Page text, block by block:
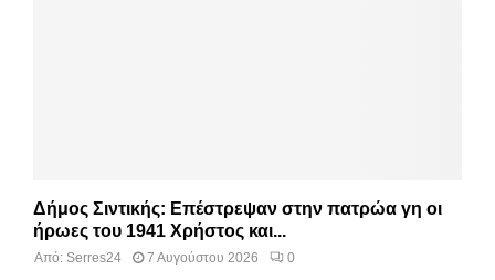
Δήμος Σιντικής: Επέστρεψαν στην πατρώα γη οι
ήρωες του 1941 Χρήστος και...
Από: Serres24 7 Αυγούστου 2026 0